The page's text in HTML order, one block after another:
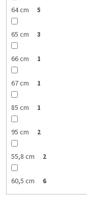
64 cm 5
65 cm 3
66 cm 1
67 cm 1
85 cm 1
95 cm 2
55,8 cm 2
60,5 cm 6